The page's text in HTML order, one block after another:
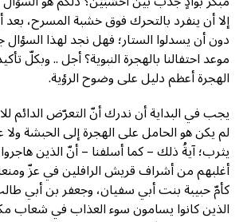
إلا أن ينفرد بالتحرك فوق خشبة المسرح،
دون أن يسدلوا الستار؛ فهل نجد لهذا السؤال
موعد احتفالنا بالهجرة النبوية؟ أجل .. وبكلّ
الهجرة أعظم دليل على وضوح الرؤية.
يجب في البداية أن ندرك أنّ التعرّض الدائم
لم يكن هو الحامل على الهجرة إلى الحبشة ولا
يثرب؛ آيةُ ذلك – كما أسلفنا – أنّ الذين
أغلبهم من أشراف قريش الرافلين في عزّ
كأمّ حبيبة بنت أبي سفيان، وجعفر بن أبي
الذين كانوا يسامون سوء العذاب في شعاب